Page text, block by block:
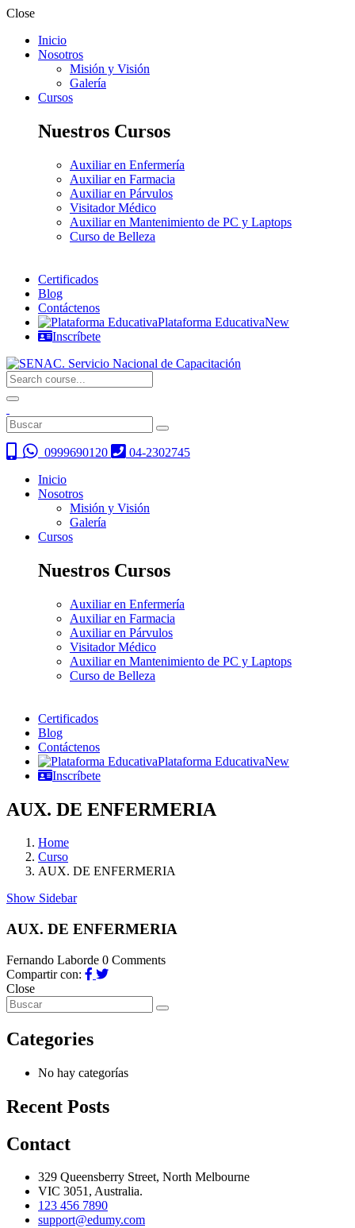
Close
Inicio
Nosotros
Misión y Visión
Galería
Cursos
Nuestros Cursos
Auxiliar en Enfermería
Auxiliar en Farmacia
Auxiliar en Párvulos
Visitador Médico
Auxiliar en Mantenimiento de PC y Laptops
Curso de Belleza
Certificados
Blog
Contáctenos
Plataforma EducativaNew
Inscríbete
0999690120
04-2302745
Inicio
Nosotros
Misión y Visión
Galería
Cursos
Nuestros Cursos
Auxiliar en Enfermería
Auxiliar en Farmacia
Auxiliar en Párvulos
Visitador Médico
Auxiliar en Mantenimiento de PC y Laptops
Curso de Belleza
Certificados
Blog
Contáctenos
Plataforma EducativaNew
Inscríbete
AUX. DE ENFERMERIA
Home
Curso
AUX. DE ENFERMERIA
Show Sidebar
AUX. DE ENFERMERIA
Fernando Laborde 0 Comments
Compartir con:
Close
Categories
No hay categorías
Recent Posts
Contact
329 Queensberry Street, North Melbourne
VIC 3051, Australia.
123 456 7890
support@edumy.com